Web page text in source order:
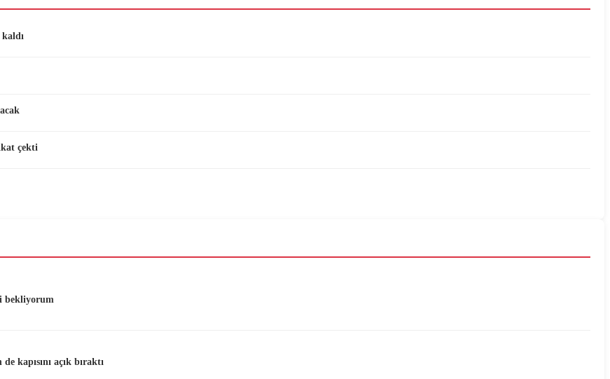
çekti
bekliyorum
kapısını açık bıraktı